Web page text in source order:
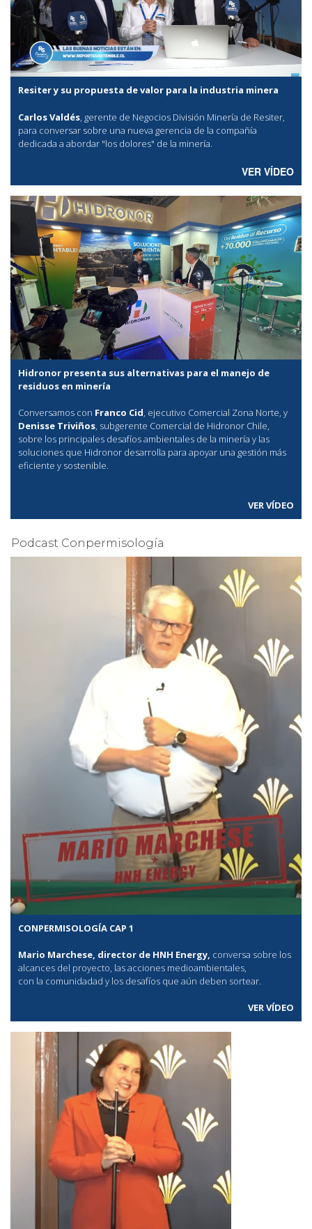
Resiter y su propuesta de valor para la industria minera
Carlos Valdés, gerente de Negocios División Minería de Resiter,
para conversar sobre una nueva gerencia de la compañía
dedicada a abordar "los dolores" de la minería.
VER VÍDEO
Hidronor presenta sus alternativas para el manejo de
residuos en minería
Conversamos con Franco Cid, ejecutivo Comercial Zona Norte, y
Denisse Triviños, subgerente Comercial de Hidronor Chile,
sobre los principales desafíos ambientales de la minería y las
soluciones que Hidronor desarrolla para apoyar una gestión más
eficiente y sostenible.
VER VÍDEO
Podcast Conpermisología
CONPERMISOLOGÍA CAP 1
Mario Marchese, director de HNH Energy, conversa sobre los
alcances del proyecto, las acciones medioambientales,
con la comunidadad y los desafíos que aún deben sortear.
VER VÍDEO